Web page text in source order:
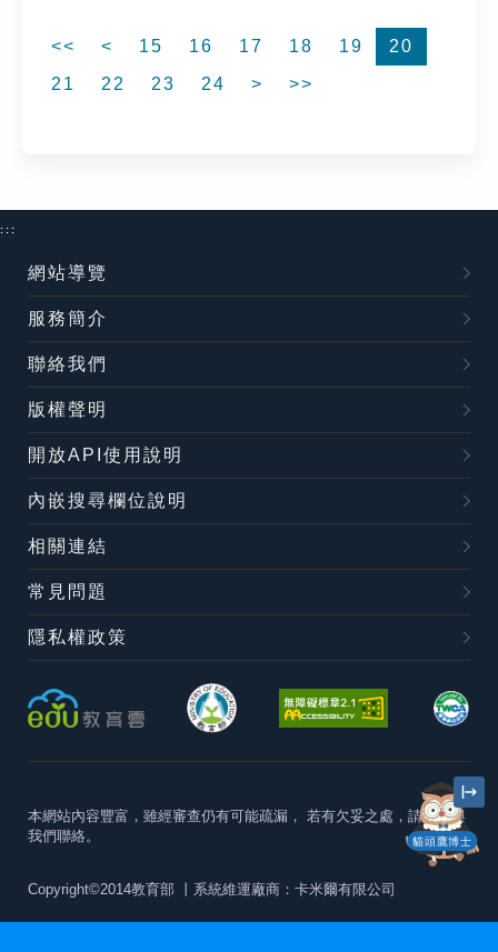
<< < 15 16 17 18 19
20
21
22 23 24 > >>
貓頭鷹博士
:::
網站導覽
服務簡介
聯絡我們
版權聲明
開放API使用說明
內嵌搜尋欄位說明
相關連結
常見問題
隱私權政策
本網站內容豐富，雖經審查仍有可能疏漏， 若有欠妥之處，請隨時與
我們聯絡。
Copyright©2014教育部 丨系統維運廠商：卡米爾有限公司